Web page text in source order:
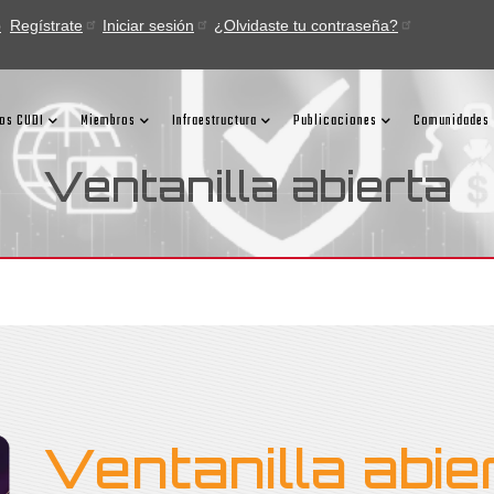
Regístrate Iniciar sesión ¿Olvidaste tu contraseña?
CUDI Miembros Infraestructura Publicaciones Comunidades
Ventanilla abierta
Ventanilla